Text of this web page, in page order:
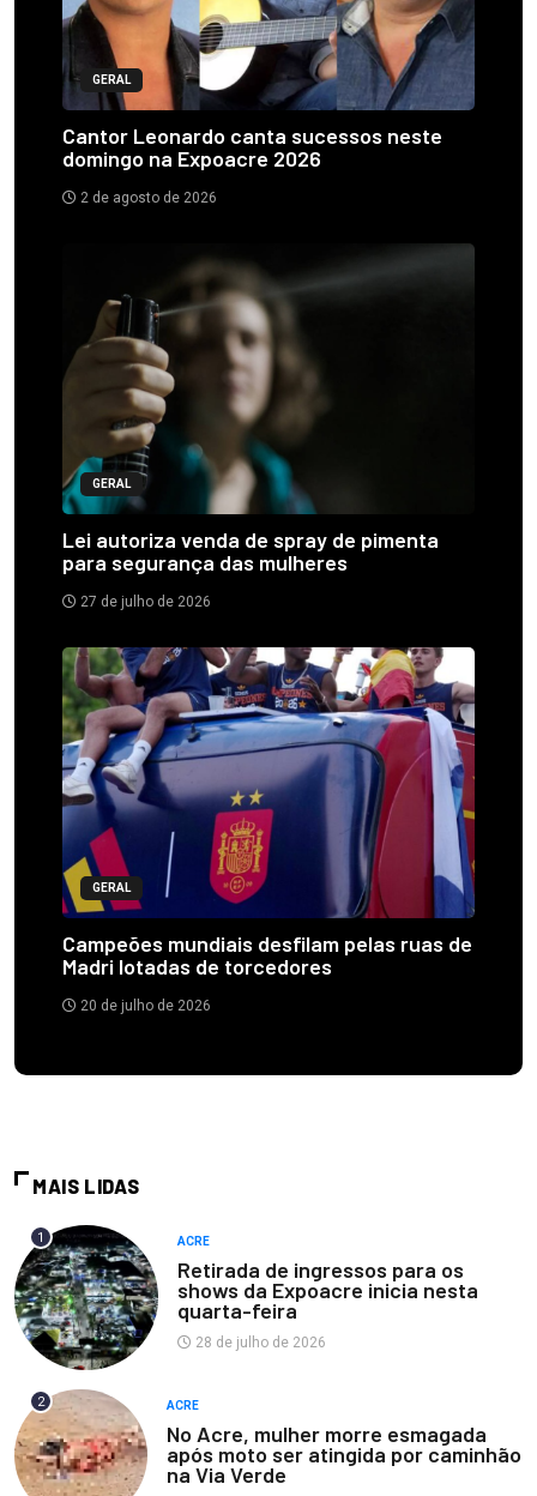
GERAL
Cantor Leonardo canta sucessos neste
domingo na Expoacre 2026
2 de agosto de 2026
GERAL
Lei autoriza venda de spray de pimenta
para segurança das mulheres
27 de julho de 2026
GERAL
Campeões mundiais desfilam pelas ruas de
Madri lotadas de torcedores
20 de julho de 2026
MAIS LIDAS
1 ACRE
Retirada de ingressos para os
shows da Expoacre inicia nesta
quarta-feira
28 de julho de 2026
2 ACRE
No Acre, mulher morre esmagada
após moto ser atingida por caminhão
na Via Verde